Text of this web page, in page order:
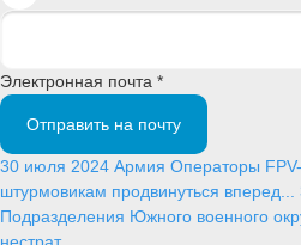
Электронная почта *
Отправить на почту
30 июля 2024 Армия Операторы
штурмовикам продвинуться вперед...
Подразделения Южного военного
нестрат...